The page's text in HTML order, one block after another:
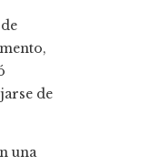
de
una